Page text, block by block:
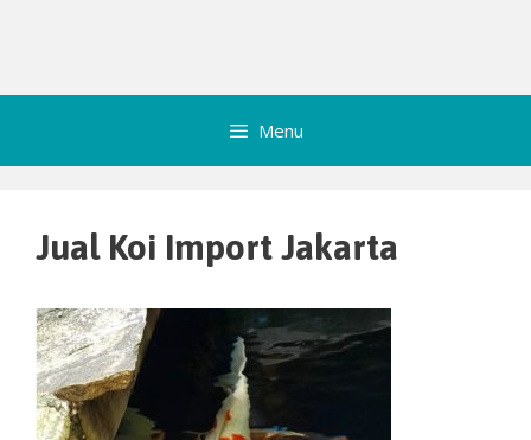
Menu
Jual Koi Import Jakarta